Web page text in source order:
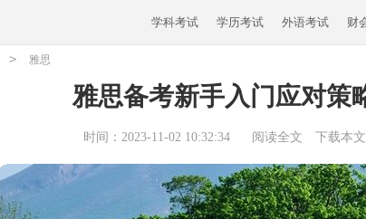
学科考试 学历考试 外语考试 财
> 雅思
雅思备考新手入门应对策
时间：2023-11-02 10:32:34 阅读全文 下载本文